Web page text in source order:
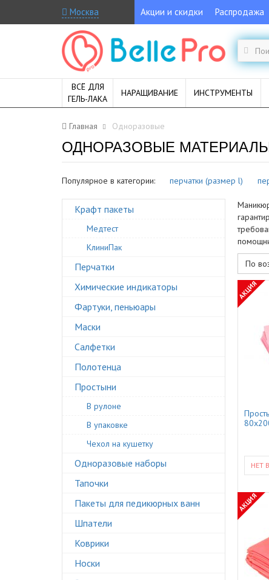
Москва Акции и скидки Распродажа
ВСЁ ДЛЯ
ГЕЛЬ-ЛАКА
НАРАЩИВАНИЕ ИНСТРУМЕНТЫ
Главная Одноразовые
ОДНОРАЗОВЫЕ
Популярное в категории: перчатки (размер l)
Крафт пакеты
Медтест
КлиниПак
Перчатки
Химические индикаторы
Фартуки, пеньюары
Маски
Салфетки
Полотенца
Простыни
В рулоне
В упаковке
Чехол на кушетку
Одноразовые наборы
Тапочки
Пакеты для педикюрных ванн
Шпатели
Коврики
Носки
По
АКЦИЯ
НЕТ
АКЦИЯ